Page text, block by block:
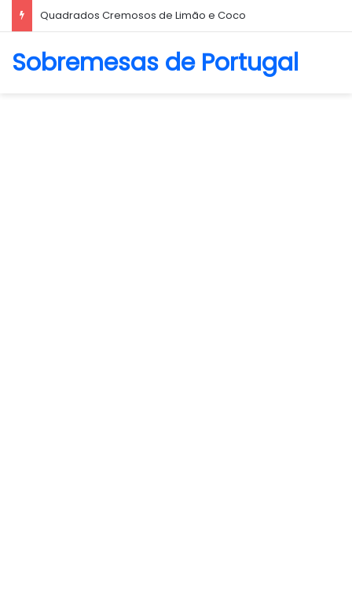
Biscoito Amanteigado
Sobremesas de Portugal